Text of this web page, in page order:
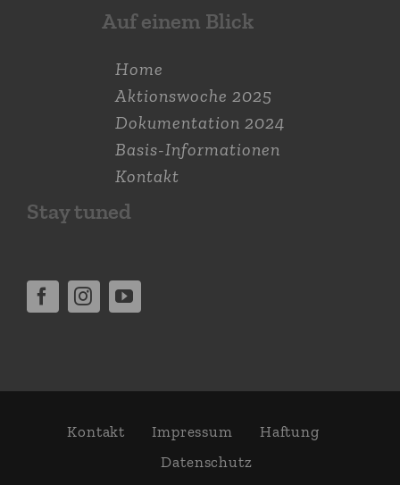
Auf einem Blick
Home
Aktions­woche 2025
Dokumen­tation 2024
Basis-Informationen
Kontakt
Stay tuned
Kontakt Impressum
Haftung
Daten­schutz